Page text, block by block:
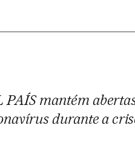
PAÍS mantém
durante a